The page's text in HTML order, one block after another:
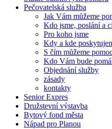
Pečovatelská služba
Jak Vám můžeme
Kdo jsme, poslání a
Pro koho jsme
Kdy a kde
S čím můžeme
Kdo Vám bude
Objednání služby
zásady
kontakty
Senior Expres
Družstevní výstavba
Bytový fond města
Nápad pro Planou